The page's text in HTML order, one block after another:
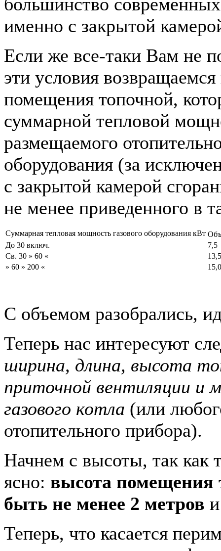
именно с закрытой
Если же все-таки Вам не
эти условия
помещения топочной,
суммарной тепловой
размещаемого
оборудования (за
с закрытой камерой
не менее приведенного в
Суммарная тепловая мощность газового оборудования кВт
До 30 включ.
7,5
Св. 30 » 60 «
13,5
» 60 » 200 «
15,0
С объемом разобрались,
Теперь нас интересуют
ширина, длина, высота
приточной вентиляции и
газового котла (или
отопительного прибора).
Начнем с высоты, так как
ясно: высота помещения
быть не менее 2 метров
Теперь, что касается